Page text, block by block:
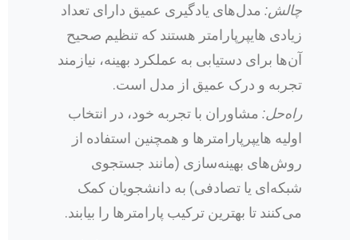
چالش: مدل‌های یادگیری عمیق دارای تعداد
زیادی هایپرپارامتر هستند که تنظیم صحیح
آن‌ها برای دستیابی به عملکرد بهینه، نیازمند
تجربه و درک عمیق از مدل است.
راه‌حل: مشاوران با تجربه خود، در انتخاب
اولیه هایپرپارامترها و همچنین استفاده از
روش‌های بهینه‌سازی (مانند جستجوی
شبکه‌ای یا تصادفی) به دانشجویان کمک
می‌کنند تا بهترین ترکیب پارامترها را بیابند.